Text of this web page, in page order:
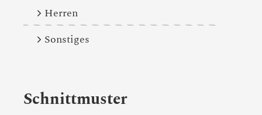
Herren
Sonstiges
Schnittmuster